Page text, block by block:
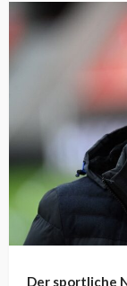
Der sportliche